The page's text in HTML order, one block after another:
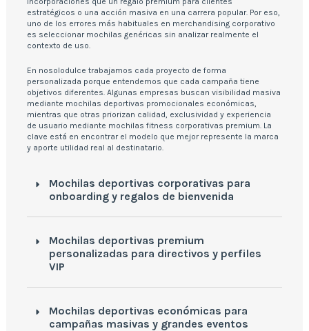
estratégicos o una acción masiva en una carrera popular. Por eso,
uno de los errores más habituales en merchandising corporativo
es seleccionar mochilas genéricas sin analizar realmente el
contexto de uso.
En nosolodulce trabajamos cada proyecto de forma
personalizada porque entendemos que cada campaña tiene
objetivos diferentes. Algunas empresas buscan visibilidad masiva
mediante mochilas deportivas promocionales económicas,
mientras que otras priorizan calidad, exclusividad y experiencia
de usuario mediante mochilas fitness corporativas premium. La
clave está en encontrar el modelo que mejor represente la marca
y aporte utilidad real al destinatario.
Mochilas deportivas corporativas para
onboarding y regalos de bienvenida
Mochilas deportivas premium
personalizadas para directivos y perfiles
VIP
Mochilas deportivas económicas para
campañas masivas y grandes eventos